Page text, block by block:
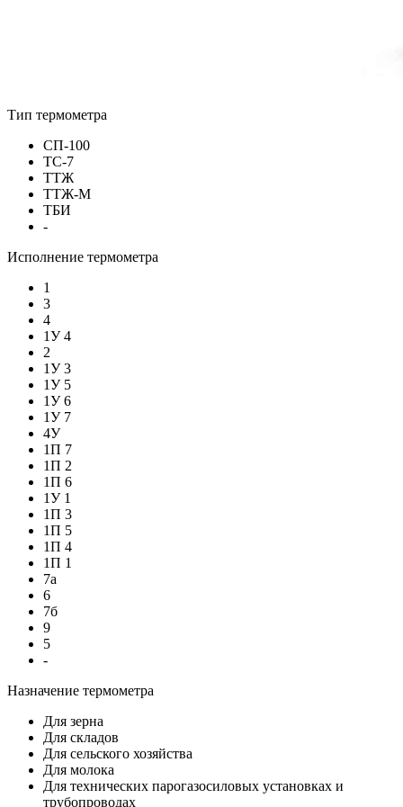
Тип термометра
СП-100
ТС-7
ТТЖ
ТТЖ-М
ТБИ
-
Исполнение термометра
1
3
4
1У 4
2
1У 3
1У 5
1У 6
1У 7
4У
1П 7
1П 2
1П 6
1У 1
1П 3
1П 5
1П 4
1П 1
7а
6
7б
9
5
-
Назначение термометра
Для зерна
Для складов
Для сельского хозяйства
Для молока
Для технических парогазосиловых установках и
трубопроводах